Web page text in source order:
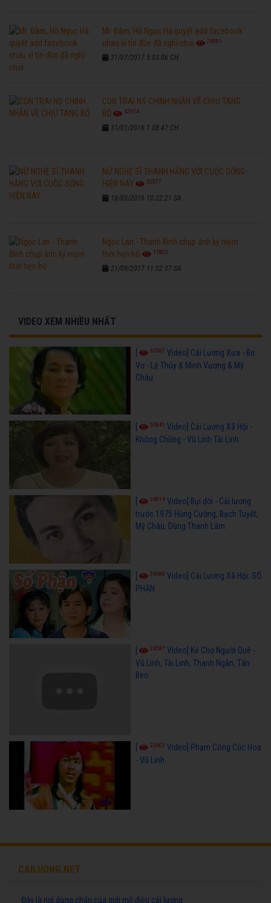
Mr. Đàm, Hồ Ngọc Hà quyết add facebook
nhau vì tin đồn đã nghỉ chơi
76301
31/07/2017 5:03:06 CH
CON TRAI NS CHINH NHẪN VỀ CHỊU TANG
BỐ
42974
31/01/2016 1:08:47 CH
NỮ NGHỆ SĨ THANH HẰNG VỚI CUỘC SỐNG
HIỆN NAY
32577
18/05/2016 10:22:21 SA
Ngọc Lan - Thanh Bình chụp ảnh kỷ niệm
thời hẹn hò
17822
21/09/2017 11:02:37 SA
VIDEO XEM NHIỀU NHẤT
[ 67087 Video] Cải Lương Xưa - Bơ
Vơ - Lệ Thủy & Minh Vương & Mỹ
Châu
50841
Video] Cải Lương Xã Hội -
Không Chồng - Vũ Linh Tài Linh
36016 Video] Bụi đời - Cải lương
trước 1975 Hùng Cường, Bạch Tuyết,
Mỹ Châu, Dũng Thanh Lâm
34580 Video] Cải Lương Xã Hội: SỐ
PHẬN
24587 Video] Kẻ Chợ Người Quê -
Vũ Linh, Tài Linh, Thanh Ngân, Tấn
Beo
23603 Video] Phạm Công Cúc Hoa
- Vũ Linh
CAILUONG.NET
Đây là nơi dừng chân của giới mộ điệu cải lương